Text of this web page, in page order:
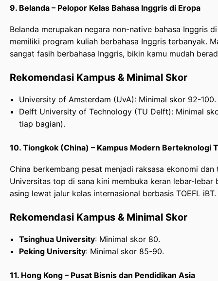
9. Belanda – Pelopor Kelas Bahasa Inggris di Eropa
Belanda merupakan negara non-native bahasa Inggris
memiliki program kuliah berbahasa Inggris terbanyak.
sangat fasih berbahasa Inggris, bikin kamu mudah
Rekomendasi Kampus & Minimal Skor
University of Amsterdam (UvA): Minimal skor 92-100.
Delft University of Technology (TU Delft): Minimal
tiap bagian).
10. Tiongkok (China) – Kampus Modern Berteknologi
China berkembang pesat menjadi raksasa ekonomi
Universitas top di sana kini membuka keran lebar-lebar
asing lewat jalur kelas internasional berbasis TOEFL iBT.
Rekomendasi Kampus & Minimal Skor
Tsinghua University: Minimal skor 80.
Peking University: Minimal skor 85-90.
11. Hong Kong – Pusat Bisnis dan Pendidikan Asia